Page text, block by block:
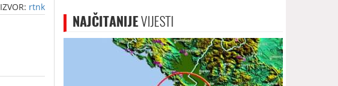
IZVOR: rtnk
NAJČITANIJEVIJESTI